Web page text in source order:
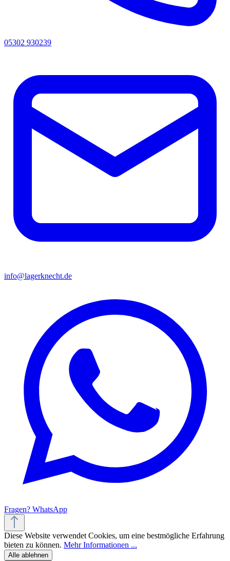
05302 930239
info@lagerknecht.de
Fragen? WhatsApp
Diese Website verwendet Cookies, um eine bestmögliche Erfahrung
bieten zu können. Mehr Informationen ...
Alle ablehnen